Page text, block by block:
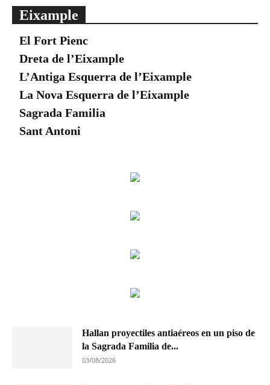
Eixample
El Fort Pienc
Dreta de l’Eixample
L’Antiga Esquerra de l’Eixample
La Nova Esquerra de l’Eixample
Sagrada Familia
Sant Antoni
Hallan proyectiles antiaéreos en un piso de
la Sagrada Familia de...
03/08/2026